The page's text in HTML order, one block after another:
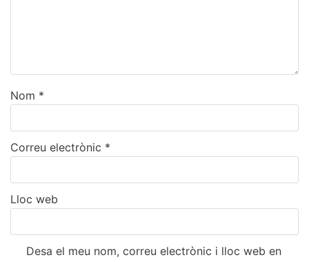
Nom *
Correu electrònic *
Lloc web
Desa el meu nom, correu electrònic i lloc web en